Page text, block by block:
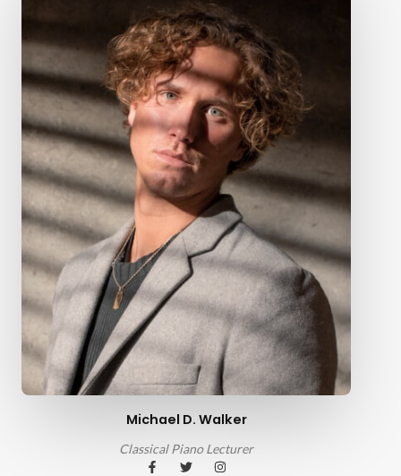
Michael D. Walker
Classical Piano Lecturer